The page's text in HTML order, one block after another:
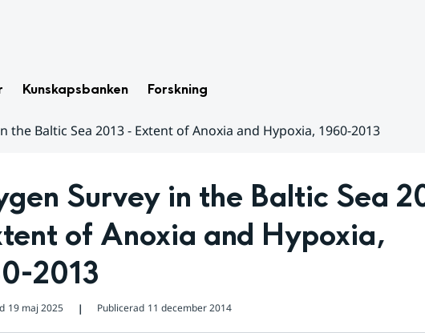
Kunskapsbanken Forskning
the Baltic Sea 2013 - Extent of Anoxia and Hypoxia, 1960-2013
Survey in the Baltic Sea
of Anoxia and Hypoxia,
2013
19 maj 2025 ❘ Publicerad 11 december 2014